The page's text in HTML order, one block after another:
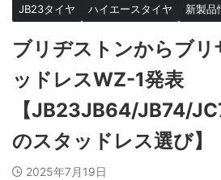
JB23タイヤ ハイエースタイヤ 新製品
ブリヂストンからブリ
ッドレスWZ-1発表
【JB23JB64/JB74/
のスタッドレス選び】
2025年7月19日